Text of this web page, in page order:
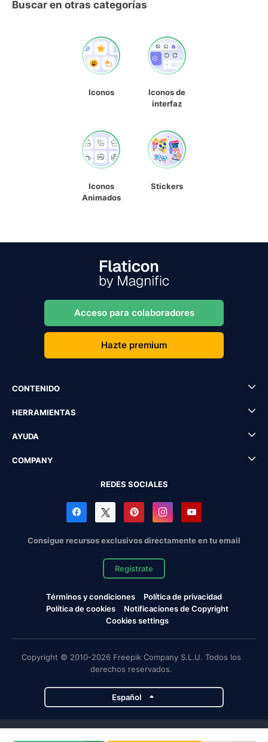
Buscar en otras categorías
Iconos
Iconos de
interfaz
Iconos
Animados
Stickers
Acceso para colaboradores
Hazte premium
CONTENIDO
HERRAMIENTAS
AYUDA
COMPANY
REDES SOCIALES
Consigue recursos exclusivos directamente en tu email
Regístrate
Términos y condiciones
Política de privacidad
Política de cookies
Notificaciones de Copyright
Cookies settings
Copyright © 2010-2026 Freepik Company S.L.U. Todos los
derechos reservados.
Español